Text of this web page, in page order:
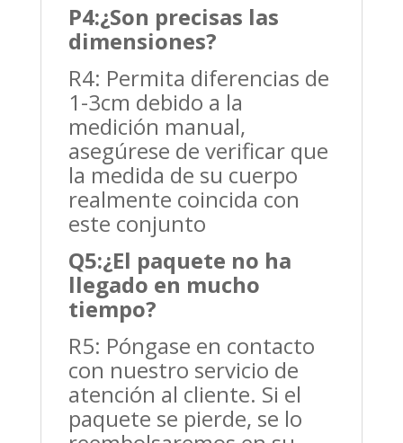
P4:¿Son precisas las
dimensiones?
R4: Permita diferencias de
1-3cm debido a la
medición manual,
asegúrese de verificar que
la medida de su cuerpo
realmente coincida con
este conjunto
Q5:¿El paquete no ha
llegado en mucho
tiempo?
R5: Póngase en contacto
con nuestro servicio de
atención al cliente. Si el
paquete se pierde, se lo